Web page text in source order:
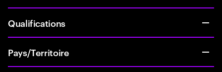
Qualifications
Pays/Territoire